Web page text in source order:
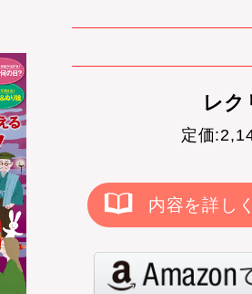
レ
定価
内容を詳し